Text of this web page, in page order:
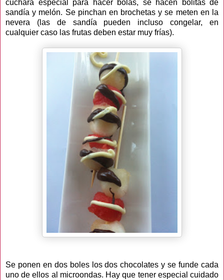
cuchara especial para hacer bolas, se hacen bolitas de
sandía y melón. Se pinchan en brochetas y se meten en la
nevera (las de sandía pueden incluso congelar, en
cualquier caso las frutas deben estar muy frías).
Se ponen en dos boles los dos chocolates y se funde cada
uno de ellos al microondas. Hay que tener especial cuidado